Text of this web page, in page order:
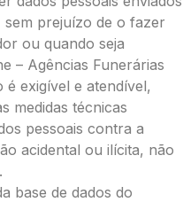
no cartão
adicionais
sem prejuízo de o fazer
ou quando seja
– Agências Funerárias
é exigível e atendível,
medidas técnicas
pessoais contra a
acidental ou ilícita, não
base de dados do